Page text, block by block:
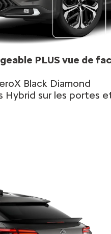
PLUS vue de
Black Diamond
Hybrid sur les portes